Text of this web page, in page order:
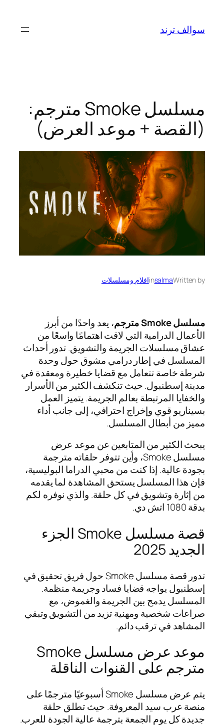
المحتوى
سوالف ترند
مسلسل Smoke مترجم:
(القصة + موعد العرض)
Written by
salma
inافلام ومسلسلات
مسلسل Smoke مترجم
، يعد واحدًا من أبرز
الأعمال الدرامية التي لاقت اهتمامًا واسعًا من
عشاق مسلسلات الجريمة والتشويق. تدور أحداث
المسلسل في إطار درامي مشوق حول وحدة
شرطة خاصة تتعامل مع قضايا خطيرة ومعقدة في
مدينة إسطنبول. حيث تنكشف الكثير من الأسرار
والخفايا المرتبطة بعالم الجريمة. يتميز العمل
بسيناريو قوي وإخراج احترافي، إلى جانب أداء
مميز من أبطال المسلسل.
يبحث الكثير من المتابعين عن موعد عرض
مسلسل Smoke، وأين تتوفر حلقاته مترجمة
بجودة عالية. إذا كنت من محبي الدراما البوليسية،
فإن هذا المسلسل يستحق المشاهدة لما يقدمه
من إثارة وتشويق في كل حلقة. والذي نوفره لكم
بدقة 1080 اتش دي.
قصة مسلسل Smoke الجزء
الجديد 2025
تدور قصة مسلسل Smoke حول فريق تحقيق في
إسطنبول يواجه قضايا فساد وجريمة منظمة.
المسلسل يدمج بين الجريمة والغموض، مع
صراعات شخصية ومهنية تزيد من التشويق وتبقي
المشاهد في ترقب دائم.
موعد عرض مسلسل Smoke
مترجم على القنوات الناقلة
يتم عرض مسلسل Smoke أسبوعيًا مترجمًا على
منصة عرب سيد المعروفة. حيث تطلق حلقة
جديدة كل يوم الجمعة بترجمة عالية الجودة للعرب.